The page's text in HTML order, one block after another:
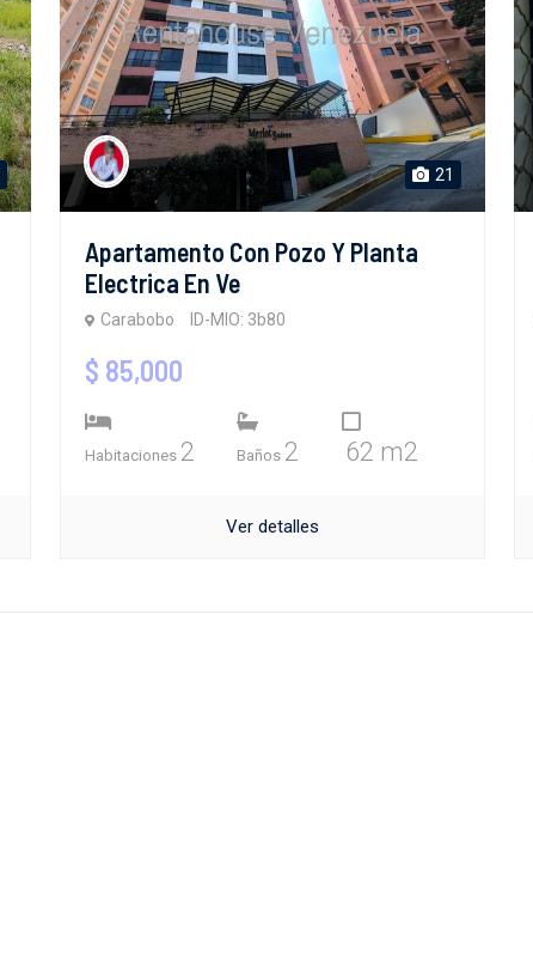
21
Apartamento Con Pozo Y Planta
Electrica En Ve
Carabobo ID-MIO: 3b80
$ 85,000
Habitaciones 2 Baños 2 62 m2
Ver detalles